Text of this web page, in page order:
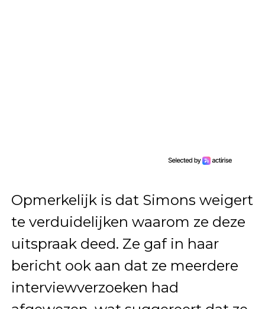
Opmerkelijk is dat Simons weigert
te verduidelijken waarom ze deze
uitspraak deed. Ze gaf in haar
bericht ook aan dat ze meerdere
interviewverzoeken had